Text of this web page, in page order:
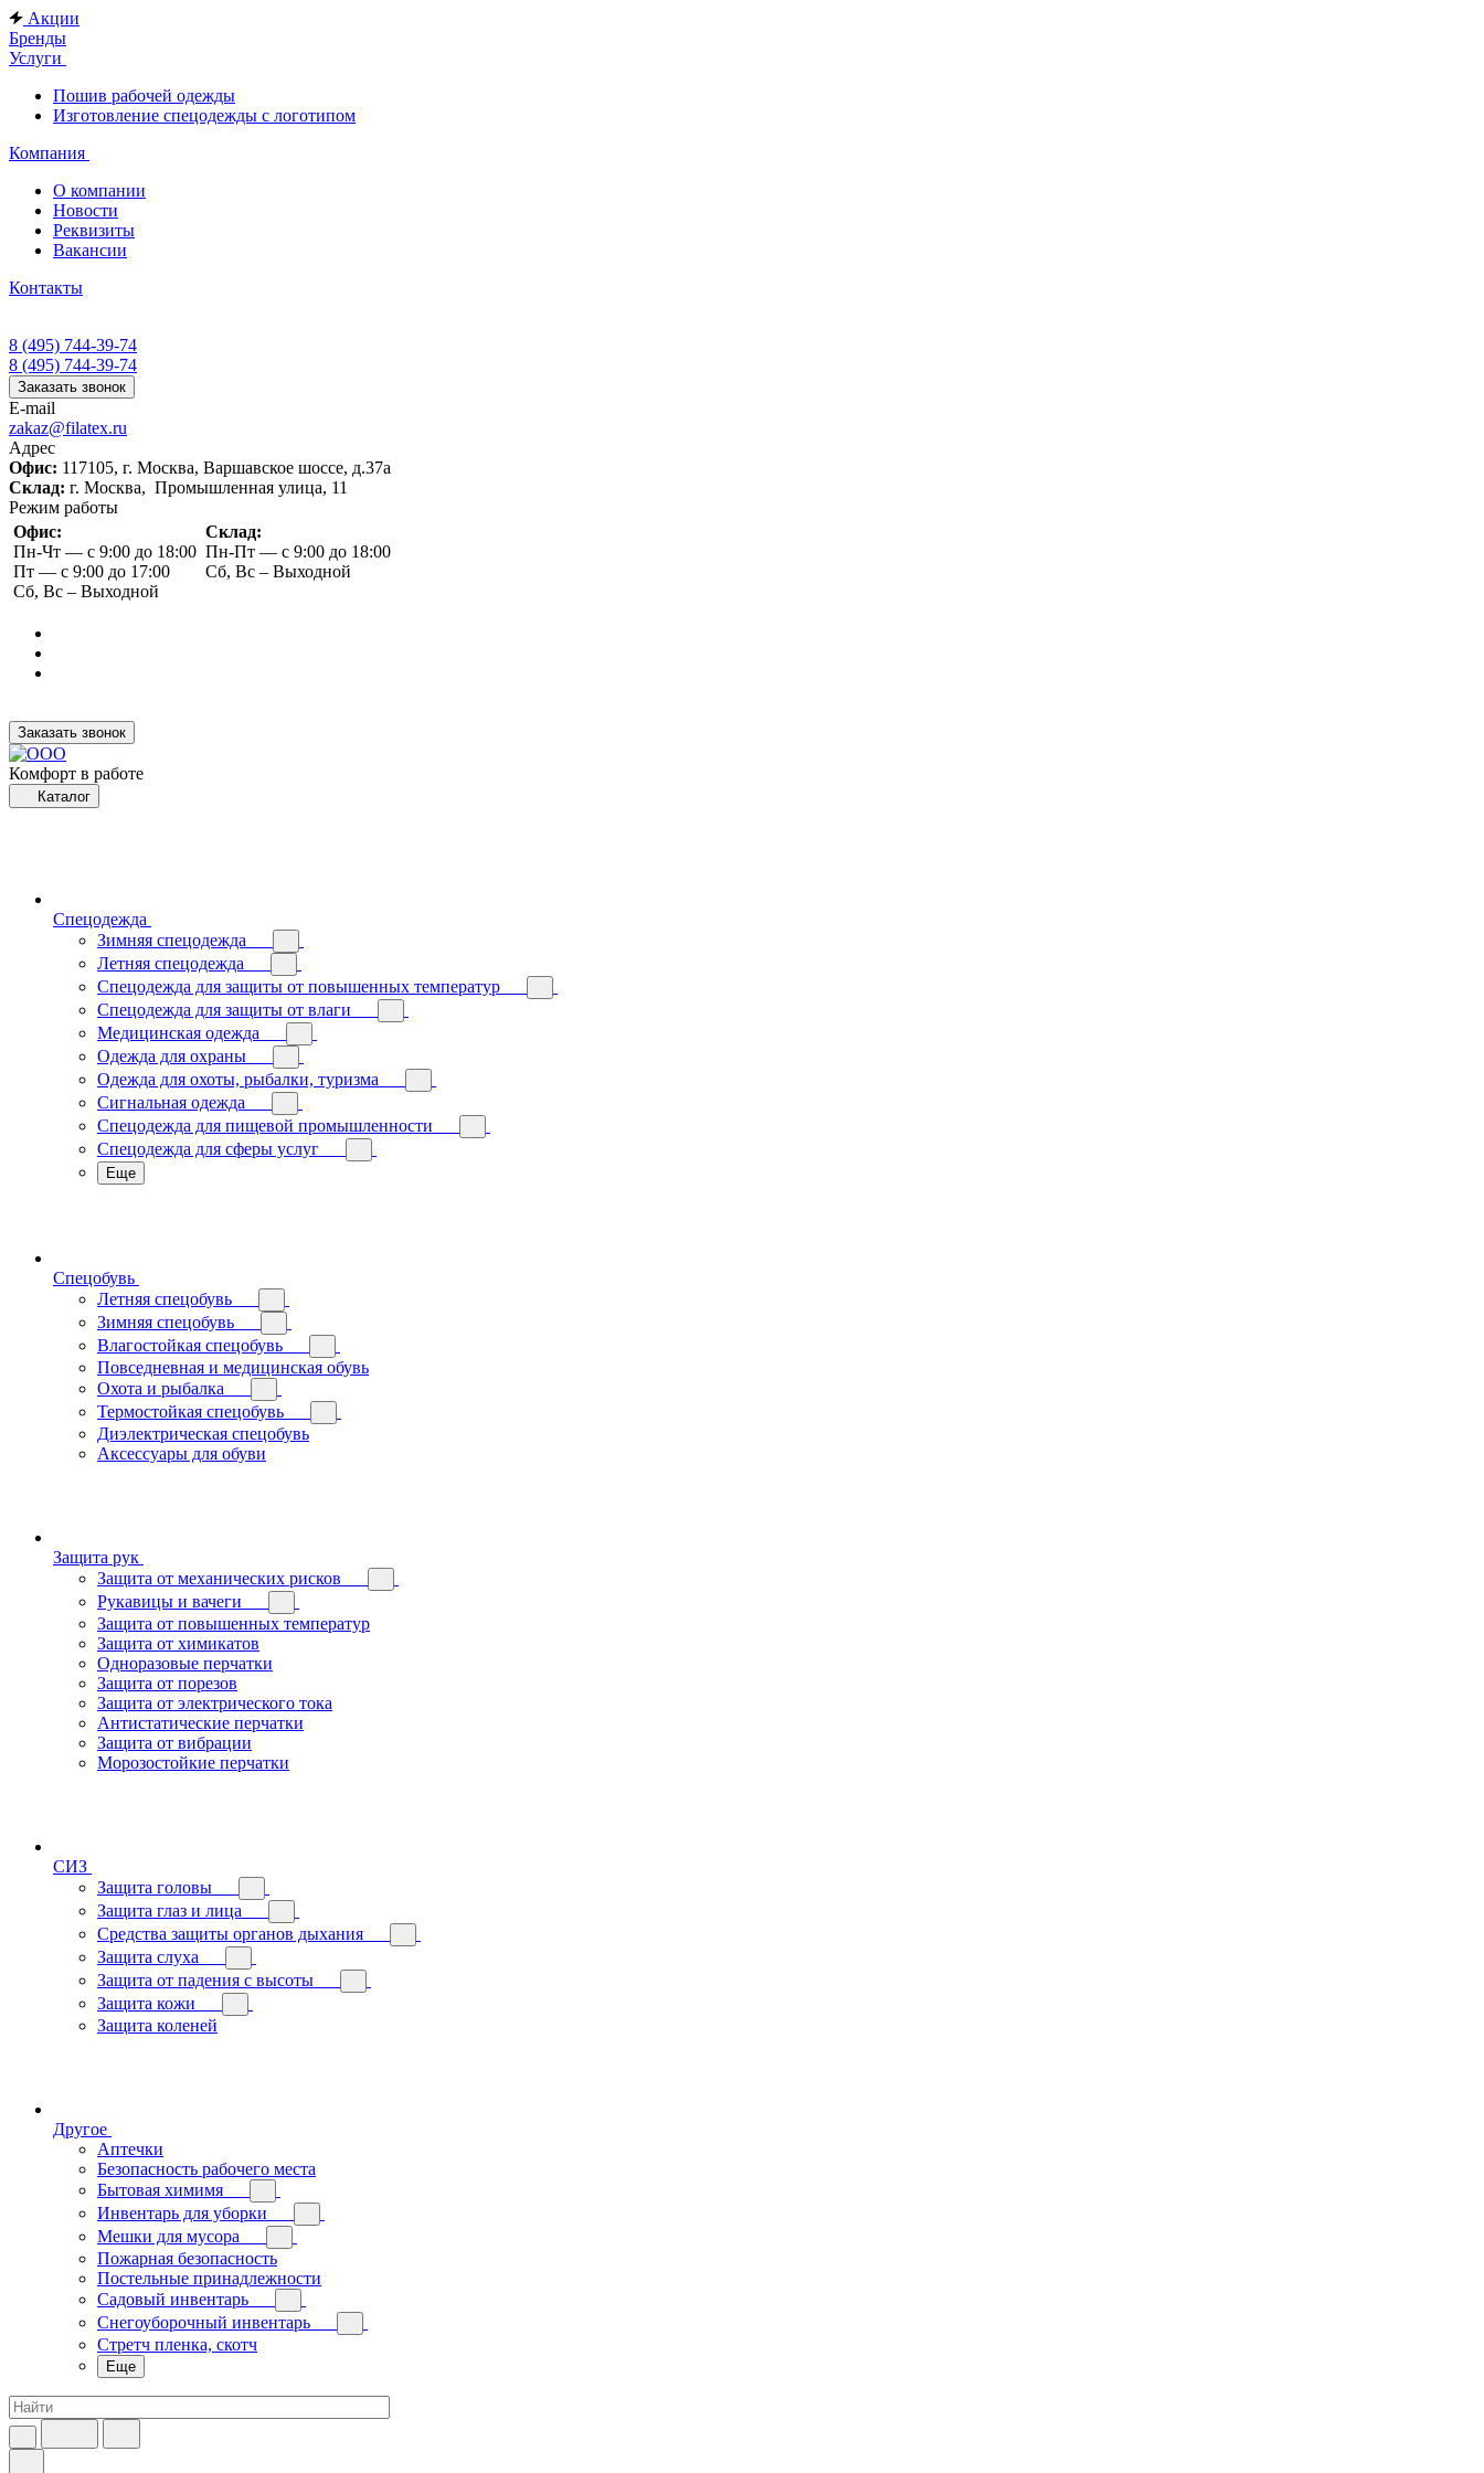
Акции
Бренды
Услуги
Пошив рабочей одежды
Изготовление спецодежды с логотипом
Компания
О компании
Новости
Реквизиты
Вакансии
Контакты
8 (495) 744-39-74
8 (495) 744-39-74
Заказать звонок
E-mail
zakaz@filatex.ru
Адрес
Офис: 117105, г. Москва, Варшавское шоссе, д.37а
Склад: г. Москва, Промышленная улица, 11
Режим работы
Офис:
Пн-Чт — с 9:00 до 18:00
Пт — с 9:00 до 17:00
Сб, Вс – Выходной
Склад:
Пн-Пт — с 9:00 до 18:00
Сб, Вс – Выходной
Заказать звонок
Комфорт в работе
Каталог
Спецодежда
Зимняя спецодежда
Летняя спецодежда
Спецодежда для защиты от повышенных температур
Спецодежда для защиты от влаги
Медицинская одежда
Одежда для охраны
Одежда для охоты, рыбалки, туризма
Сигнальная одежда
Спецодежда для пищевой промышленности
Спецодежда для сферы услуг
Еще
Спецобувь
Летняя спецобувь
Зимняя спецобувь
Влагостойкая спецобувь
Повседневная и медицинская обувь
Охота и рыбалка
Термостойкая спецобувь
Диэлектрическая спецобувь
Аксессуары для обуви
Защита рук
Защита от механических рисков
Рукавицы и вачеги
Защита от повышенных температур
Защита от химикатов
Одноразовые перчатки
Защита от порезов
Защита от электрического тока
Антистатические перчатки
Защита от вибрации
Морозостойкие перчатки
СИЗ
Защита головы
Защита глаз и лица
Средства защиты органов дыхания
Защита слуха
Защита от падения с высоты
Защита кожи
Защита коленей
Другое
Аптечки
Безопасность рабочего места
Бытовая химимя
Инвентарь для уборки
Мешки для мусора
Пожарная безопасность
Постельные принадлежности
Садовый инвентарь
Снегоуборочный инвентарь
Стретч пленка, скотч
Еще